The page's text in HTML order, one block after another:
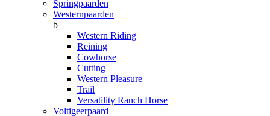
Springpaarden
Westernpaarden
b
Western Riding
Reining
Cowhorse
Cutting
Western Pleasure
Trail
Versatility Ranch Horse
Voltigeerpaard